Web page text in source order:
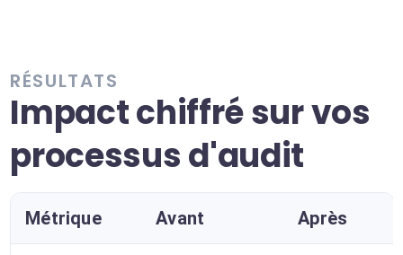
RÉSULTATS
Impact chiffré sur vos
processus d'audit
Métrique Avant Après